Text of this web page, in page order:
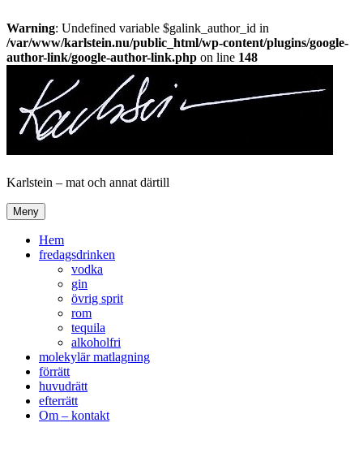
Warning: Undefined variable $galink_author_id in
/var/www/karlstein.nu/public_html/wp-content/plugins/google-
author-link/google-author-link.php on line 148
innehåll
Karlstein – mat och annat därtill
Meny
Hem
fredagsdrinken
vodka
gin
övrig sprit
rom
tequila
alkoholfri
molekylär matlagning
förrätt
huvudrätt
efterrätt
Om – kontakt